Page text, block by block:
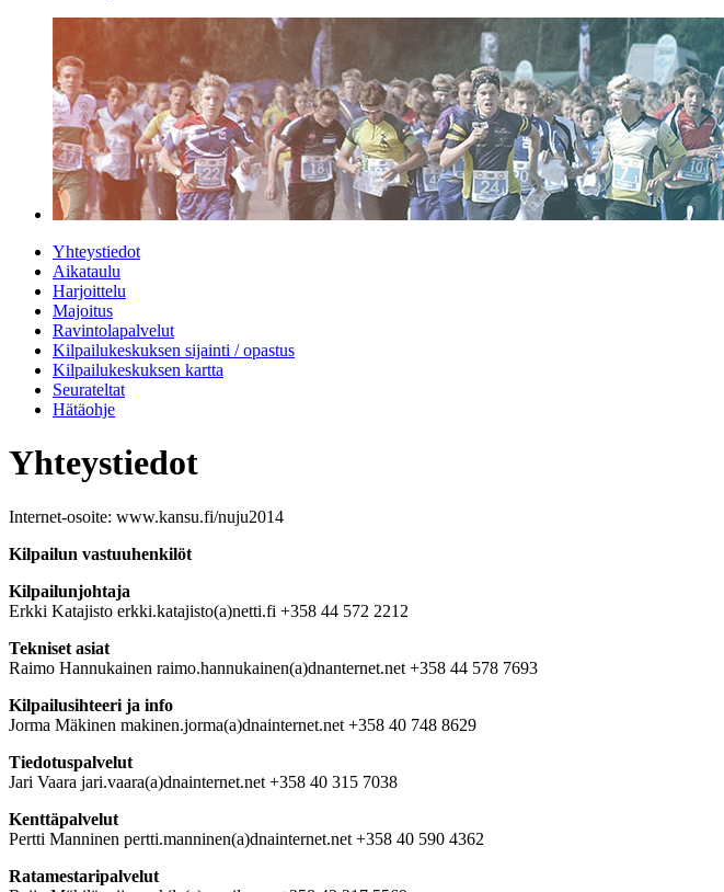
Yhteystiedot
Aikataulu
Harjoittelu
Majoitus
Ravintolapalvelut
Kilpailukeskuksen sijainti / opastus
Kilpailukeskuksen kartta
Seurateltat
Hätäohje
Yhteystiedot
Internet-osoite: www.kansu.fi/nuju2014
Kilpailun vastuuhenkilöt
Kilpailunjohtaja
Erkki Katajisto erkki.katajisto(a)netti.fi +358 44 572 2212
Tekniset asiat
Raimo Hannukainen raimo.hannukainen(a)dnanternet.net +358 44 578 7693
Kilpailusihteeri ja info
Jorma Mäkinen makinen.jorma(a)dnainternet.net +358 40 748 8629
Tiedotuspalvelut
Jari Vaara jari.vaara(a)dnainternet.net +358 40 315 7038
Kenttäpalvelut
Pertti Manninen pertti.manninen(a)dnainternet.net +358 40 590 4362
Ratamestaripalvelut